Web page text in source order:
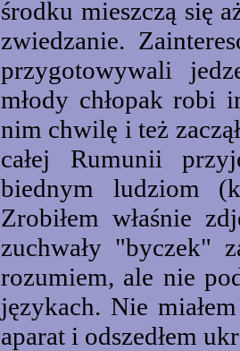
środku mieszczą się
zwiedzanie.
przygotowywali
młody chłopak robi
nim chwilę i też
całej Rumunii
biednym ludziom
Zrobiłem właśnie
zuchwały "byczek"
rozumiem, ale nie
językach. Nie
aparat i odszedłem